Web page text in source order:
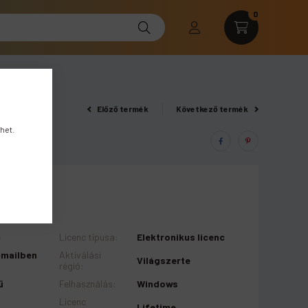
0
Előző termék Következő termék
Licenc típusa:
Elektronikus licenc
Aktiválási
régió:
Világszerte
Felhasználás:
Windows
Licenc